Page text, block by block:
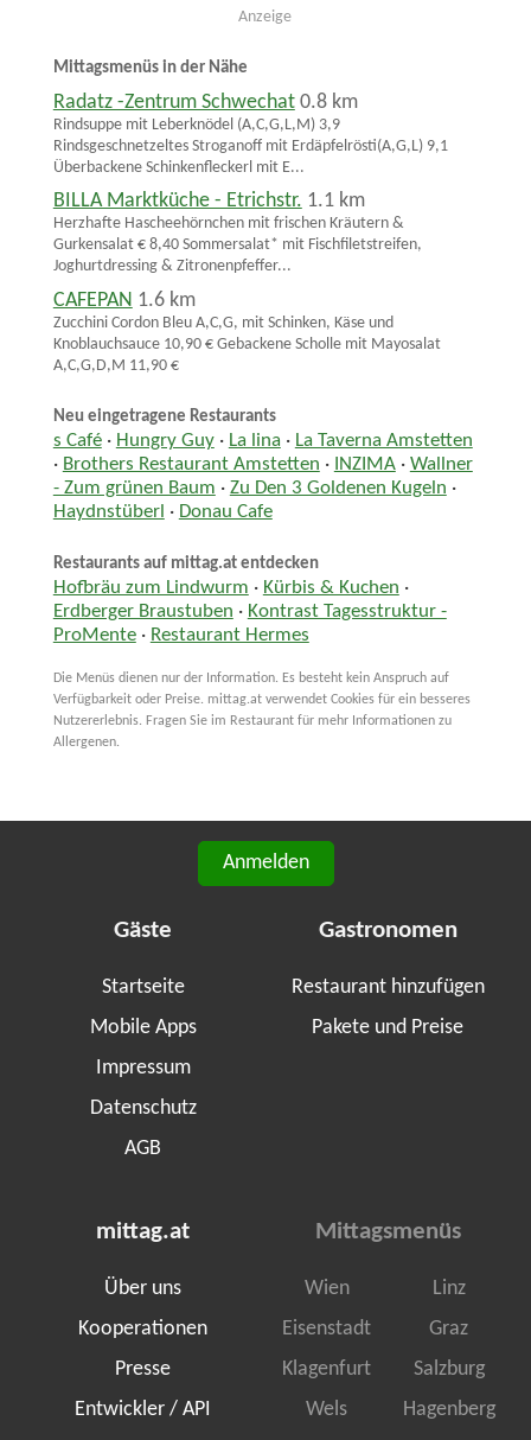
Anzeige
Mittagsmenüs in der Nähe
Radatz -Zentrum Schwechat 0.8 km
Rindsuppe mit Leberknödel (A,C,G,L,M) 3,9
Rindsgeschnetzeltes Stroganoff mit Erdäpfelrösti(A,G,L) 9,1
Überbackene Schinkenfleckerl mit E...
BILLA Marktküche - Etrichstr. 1.1 km
Herzhafte Hascheehörnchen mit frischen Kräutern &
Gurkensalat € 8,40 Sommersalat* mit Fischfiletstreifen,
Joghurtdressing & Zitronenpfeffer...
CAFEPAN 1.6 km
Zucchini Cordon Bleu A,C,G, mit Schinken, Käse und
Knoblauchsauce 10,90 € Gebackene Scholle mit Mayosalat
A,C,G,D,M 11,90 €
Neu eingetragene Restaurants
s Café· Hungry Guy· La lina · La Taverna Amstetten
· Brothers Restaurant Amstetten · INZIMA· Wallner
- Zum grünen Baum · Zu Den 3 Goldenen Kugeln ·
Haydnstüberl · Donau Cafe
Restaurants auf mittag.at entdecken
Hofbräu zum Lindwurm · Kürbis & Kuchen ·
Erdberger Braustuben · Kontrast Tagesstruktur -
ProMente· Restaurant Hermes
Die Menüs dienen nur der Information. Es besteht kein Anspruch auf
Verfügbarkeit oder Preise. mittag.at verwendet Cookies für ein besseres
Nutzererlebnis. Fragen Sie im Restaurant für mehr Informationen zu
Allergenen.
Anmelden
Gäste
Startseite
Mobile Apps
Impressum
Datenschutz
AGB
Gastronomen
Restaurant hinzufügen
Pakete und Preise
mittag.at
Über uns
Kooperationen
Presse
Entwickler / API
Mittagsmenüs
Wien
Linz
Eisenstadt
Graz
Klagenfurt
Salzburg
Wels
Hagenberg